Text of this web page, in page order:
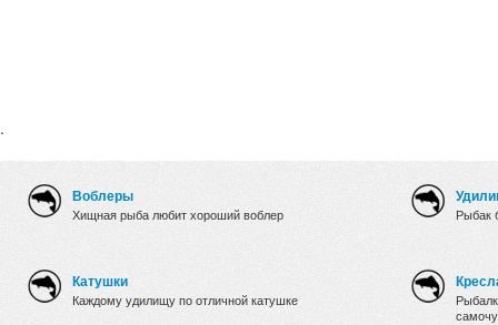
.
Воблеры
Хищная рыба любит хороший воблер
Катушки
Каждому удилищу по отличной катушке
Рыбак